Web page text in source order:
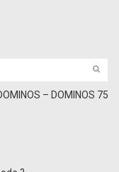
– DOMINOS 75